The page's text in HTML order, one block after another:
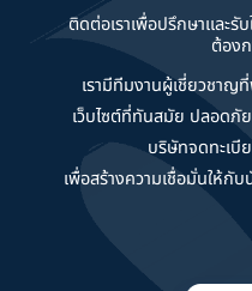
ติดต่อเราเพื่อปรึกษาและรั
ต้อง
เรามีทีมงานผู้เชี่ยวชา
เว็บไซต์ที่ทันสมัย ปลอดภั
บริษัทจดทะเบี
เพื่อสร้างความเชื่อมั่นให้กั